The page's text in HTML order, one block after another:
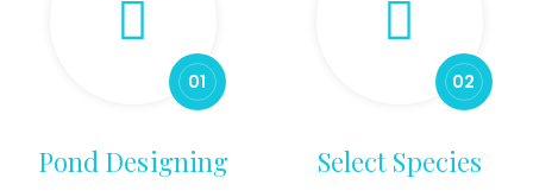
01
Pond Designing
02
Select Species